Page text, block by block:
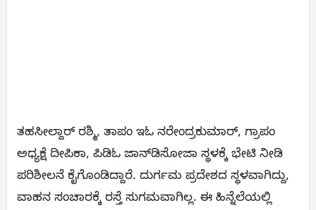
ತಹಸೀಲ್ದಾರ್ ರಶ್ಮಿ, ತಾಪಂ ಇಓ ನರೇಂದ್ರಕುಮಾರ್, ಗ್ರಾಪಂ
ಅಧ್ಯಕ್ಷೆ ದೀಪಿಕಾ, ಪಿಡಿಓ ಜಾನ್‌ಡಿಸೋಜಾ ಸ್ಥಳಕ್ಕೆ ಭೇಟಿ ನೀಡಿ
ಪರಿಶೀಲನೆ ಕೈಗೊಂಡಿದ್ದಾರೆ. ದುರ್ಗಮ ಪ್ರದೇಶದ ಸ್ಥಳವಾಗಿದ್ದು,
ವಾಹನ ಸಂಚಾರಕ್ಕೆ ರಸ್ತೆ ಸುಗಮವಾಗಿಲ್ಲ. ಈ ಹಿನ್ನೆಲೆಯಲ್ಲಿ